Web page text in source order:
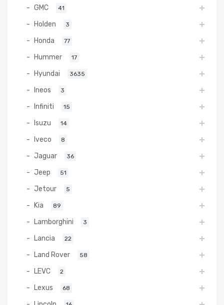
GMC 41
Holden 3
Honda 77
Hummer 17
Hyundai 3635
Ineos 3
Infiniti 15
Isuzu 14
Iveco 8
Jaguar 36
Jeep 51
Jetour 5
Kia 89
Lamborghini 3
Lancia 22
Land Rover 58
LEVC 2
Lexus 68